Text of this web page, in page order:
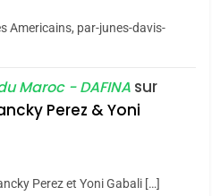
dis génocide, je dis
La nouvelle
Americains, par-junes-davis-
Maroc - DAFINA sur
Perez & Yoni
Perez et Yoni Gabali […]
l’année la plus
contre
ISRAÉL
JE REVENDIQUE